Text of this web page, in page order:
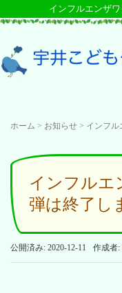
インフルエンザ
ホーム > お知らせ > インフル
インフルエ
弾は終了し
公開済み: 2020-12-11 作成者: